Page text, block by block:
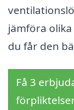
jämföra
du får den
Få 3